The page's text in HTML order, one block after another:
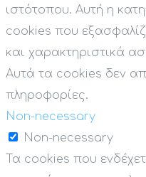
ιστότοπου. Αυτή η
cookies που
και χαρακτηριστικά
Αυτά τα cookies δεν
πληροφορίες.
Non-necessary
Non-necessary
Τα cookies που